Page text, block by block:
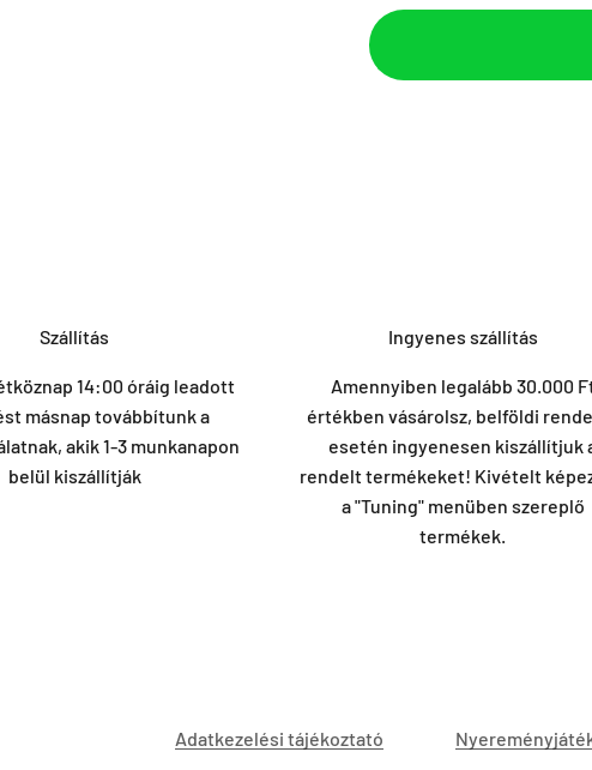
Szállítás
14:00 óráig leadott
másnap továbbítunk a
akik 1-3 munkanapon
belül kiszállítják
Ingyenes szállítás
Amennyiben legalább 30.000
értékben vásárolsz, belföldi
esetén ingyenesen kiszállítjuk
rendelt termékeket! Kivételt
a "Tuning" menüben szereplő
termékek.
Adatkezelési tájékoztató